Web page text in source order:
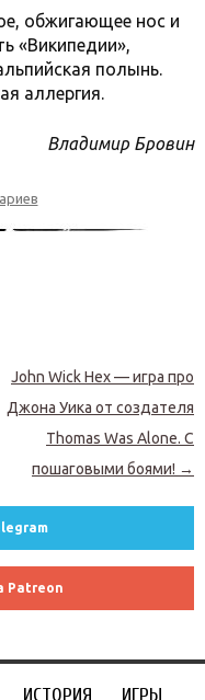
обжигающее нос и
«Википедии»,
полынь.
аллергия.
Владимир Бровин
John Wick Hex — игра про
Джона Уика от создателя
Thomas Was Alone. С
пошаговыми боями! →
Patreon
ИСТОРИЯ ИГРЫ